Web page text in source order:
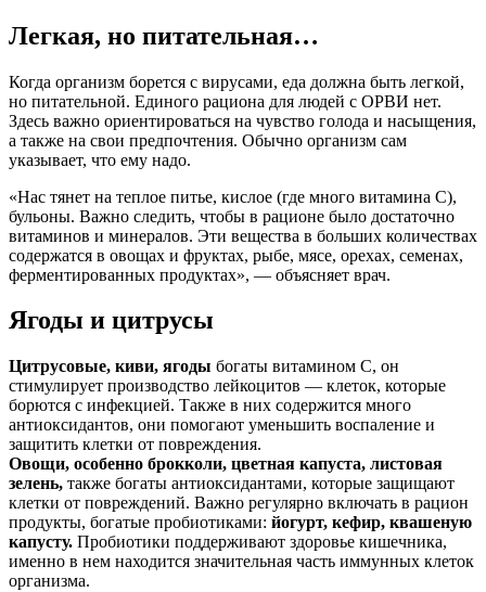
Легкая, но питательная…
Когда организм борется с вирусами, еда должна быть легкой,
но питательной. Единого рациона для людей с ОРВИ нет.
Здесь важно ориентироваться на чувство голода и насыщения,
а также на свои предпочтения. Обычно организм сам
указывает, что ему надо.
«Нас тянет на теплое питье, кислое (где много витамина С),
бульоны. Важно следить, чтобы в рационе было достаточно
витаминов и минералов. Эти вещества в больших количествах
содержатся в овощах и фруктах, рыбе, мясе, орехах, семенах,
ферментированных продуктах», — объясняет врач.
Ягоды и цитрусы
Цитрусовые, киви, ягоды богаты витамином С, он
стимулирует производство лейкоцитов — клеток, которые
борются с инфекцией. Также в них содержится много
антиоксидантов, они помогают уменьшить воспаление и
защитить клетки от повреждения.
Овощи, особенно брокколи, цветная капуста, листовая
зелень, также богаты антиоксидантами, которые защищают
клетки от повреждений. Важно регулярно включать в рацион
продукты, богатые пробиотиками: йогурт, кефир, квашеную
капусту. Пробиотики поддерживают здоровье кишечника,
именно в нем находится значительная часть иммунных клеток
организма.